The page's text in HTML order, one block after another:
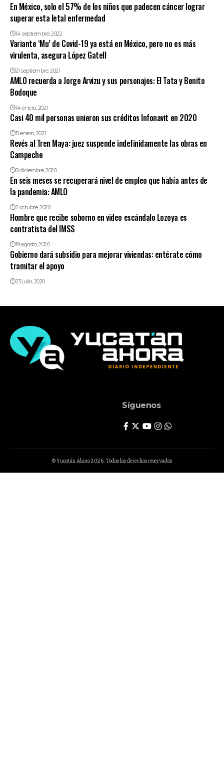
En México, solo el 57% de los niños que padecen cáncer lograr
superar esta letal enfermedad
14 septiembre, 2022
Variante ‘Mu’ de Covid-19 ya está en México, pero no es más
virulenta, asegura López Gatell
21 septiembre, 2021
AMLO recuerda a Jorge Arvizu y sus personajes: El Tata y Benito
Bodoque
14 enero, 2021
Casi 40 mil personas unieron sus créditos Infonavit en 2020
11 enero, 2021
Revés al Tren Maya: juez suspende indefinidamente las obras en
Campeche
8 diciembre, 2020
En seis meses se recuperará nivel de empleo que había antes de
la pandemia: AMLO
2 octubre, 2020
Hombre que recibe soborno en video escándalo Lozoya es
contratista del IMSS
19 agosto, 2020
Gobierno dará subsidio para mejorar viviendas: entérate cómo
tramitar el apoyo
23 julio, 2020
Síguenos
© Yucatán Ahora 2026. Todos los derechos reservados